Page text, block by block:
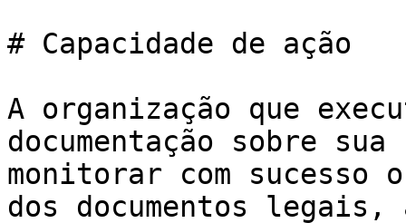
# Capacidade de ação
A organização que
documentação sobre
monitorar com sucesso
dos documentos